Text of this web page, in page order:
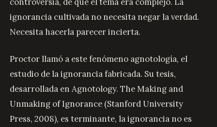
ignorancia cultivada no necesita negar la verdad.
Necesita hacerla parecer incierta.
Proctor llamó a este fenómeno agnotología, el
estudio de la ignorancia fabricada. Su tesis,
desarrollada en Agnotology. The Making and
Unmaking of Ignorance (Stanford University
Press, 2008), es terminante, la ignorancia no es